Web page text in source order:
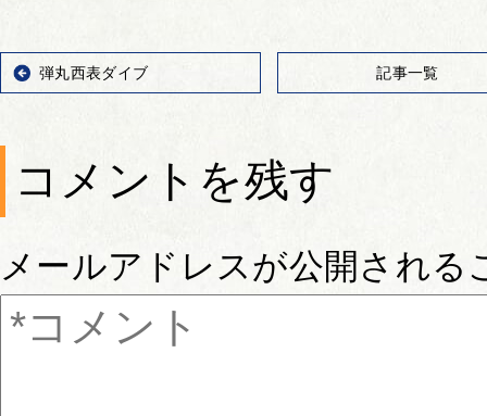
弾丸西表ダイブ 記事一覧
コメントを残す
メールアドレスが公開される